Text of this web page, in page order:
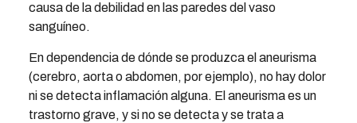
causa de la debilidad en las paredes del vaso
sanguíneo.
En dependencia de dónde se produzca el aneurisma
(cerebro, aorta o abdomen, por ejemplo), no hay dolor
ni se detecta inflamación alguna. El aneurisma es un
trastorno grave, y si no se detecta y se trata a